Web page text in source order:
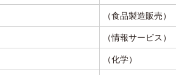
（食品製造販売）
（情報サービス）
（化学）